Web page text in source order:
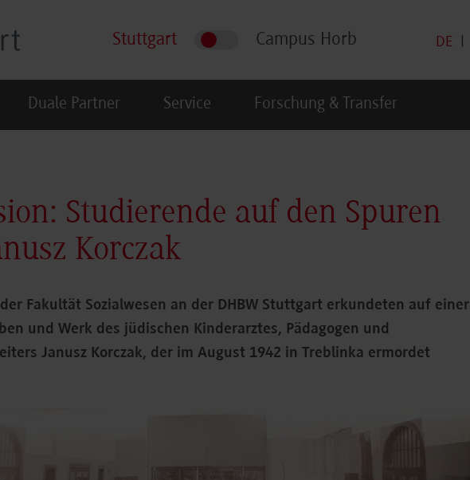
Stuttgart Campus Horb DE
Duale Partner Service Forschung & Transfer
Studierende auf den Spuren
Korczak
Fakultät Sozialwesen an der DHBW Stuttgart erkundeten auf einer
und Werk des jüdischen Kinderarztes, Pädagogen und
Janusz Korczak, der im August 1942 in Treblinka ermordet